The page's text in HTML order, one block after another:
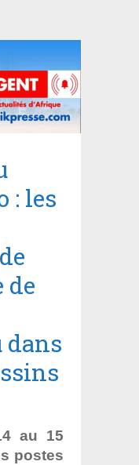
: les
de
dans
au 15
postes